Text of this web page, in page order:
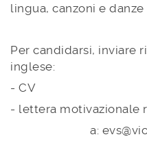
lingua, canzoni e
Per candidarsi, inviare
inglese:
- CV
- lettera motivazionale
a: